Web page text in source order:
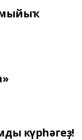
мыйыҡ
күрһәгеҙ!